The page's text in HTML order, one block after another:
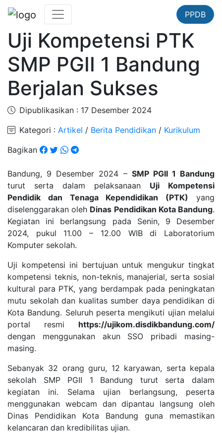
PPDB
Uji Kompetensi PTK
SMP PGII 1 Bandung
Berjalan Sukses
Dipublikasikan : 17 Desember 2024
Kategori : Artikel / Berita Pendidikan / Kurikulum
Bagikan
Bandung, 9 Desember 2024 – SMP PGII 1 Bandung
turut serta dalam pelaksanaan Uji Kompetensi
Pendidik dan Tenaga Kependidikan (PTK)
yang
diselenggarakan oleh Dinas Pendidikan Kota Bandung.
Kegiatan ini berlangsung pada Senin, 9 Desember
2024, pukul 11.00 – 12.00 WIB di Laboratorium
Komputer sekolah.
Uji kompetensi ini bertujuan untuk mengukur tingkat
kompetensi teknis, non-teknis, manajerial, serta sosial
kultural para PTK, yang berdampak pada peningkatan
mutu sekolah dan kualitas sumber daya pendidikan di
Kota Bandung. Seluruh peserta mengikuti ujian melalui
portal resmi https://ujikom.disdikbandung.com/
dengan menggunakan akun SSO pribadi masing-
masing.
Sebanyak 32 orang guru, 12 karyawan, serta kepala
sekolah SMP PGII 1 Bandung turut serta dalam
kegiatan ini. Selama ujian berlangsung, peserta
menggunakan webcam dan dipantau langsung oleh
Dinas Pendidikan Kota Bandung guna memastikan
kelancaran dan kredibilitas ujian.